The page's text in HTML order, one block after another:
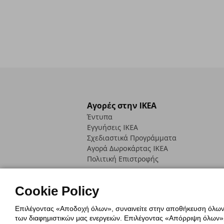
Αγορές στην IKEA
Έντυπα
Εγγυήσεις IKEA
Σχεδιαστικά Προγράμματα
Αγορά Δωρoκάρτας IKEA
Πολιτική Επιστροφής
Cookie Policy
Επιλέγοντας «Αποδοχή όλων», συναινείτε στην αποθήκευση
των διαφημιστικών μας ενεργειών. Επιλέγοντας «Απόρριψη όλων»,